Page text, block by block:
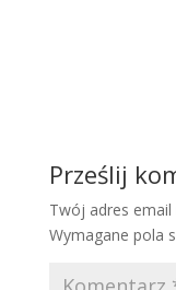
Prześlij
Twój adres
Wymagane pola